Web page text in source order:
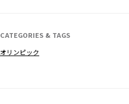
CATEGORIES & TAGS
オリンピック